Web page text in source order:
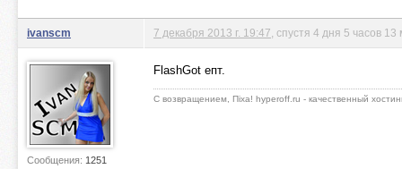
ivanscm
Сообщения: 1251
7 декабря 2013 г. 19:47 , спустя 4 дня 5 часов 13
FlashGot епт.
С возвращением, Пiха! hyperoff.ru - качественный